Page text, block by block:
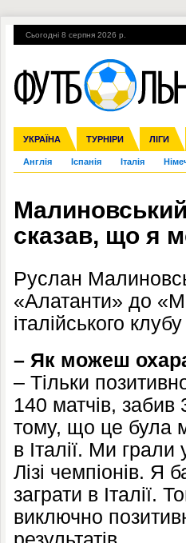
Сьогодні 8 серпня 2026 р.
УКРАЇНА ТУРНІРИ ЛІГИ
Збірна Прем'єр-ліга Перша
Ліга чемпіонів Ліга Європи
Англія Іспанія Італія
ЧС-2014 ЄВРО-2016 Росія
Гарячі теми УПЛ, 2-й тур
сказав, що я
Руслан
«Алатанти» до
італійського
– Як можеш
– Тільки
140 матчів,
тому, що це була
в Італії. Ми грали
Лізі чемпіонів. Я
заграти в Італії.
виключно